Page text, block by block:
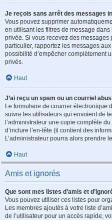
Je reçois sans arrêt des messages
Vous pouvez supprimer
en utilisant les filtres de message
privée. Si vous recevez des messages
particulier, rapportez les messages
possibilité d’empêcher complètement
privés.
Haut
J’ai reçu un spam ou un courriel
Le formulaire de courrier électronique
suivre les utilisateurs qui envoient de
l’administrateur une copie complète
d’inclure l’en-tête (il contient des
L’administrateur pourra alors prendre
Haut
Amis et ignorés
Que sont mes listes d’amis et
Vous pouvez utiliser ces listes pour
Les membres ajoutés à votre liste
de l’utilisateur pour un accès rapide,